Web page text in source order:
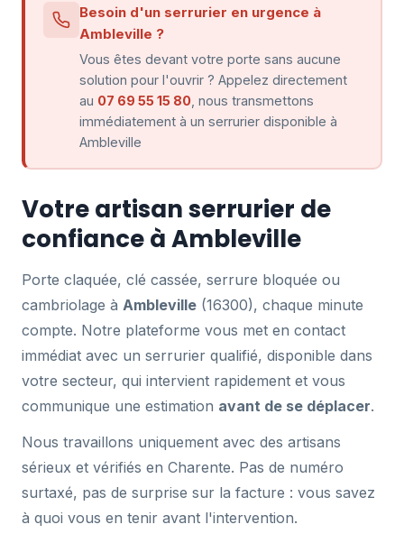
Besoin d'un serrurier en urgence à
Ambleville ?
Vous êtes devant votre porte sans aucune
solution pour l'ouvrir ? Appelez directement
au 07 69 55 15 80 , nous transmettons
immédiatement à un serrurier disponible à
Ambleville
Votre artisan serrurier de
confiance à Ambleville
Porte claquée, clé cassée, serrure bloquée ou
cambriolage à Ambleville (16300), chaque minute
compte. Notre plateforme vous met en contact
immédiat avec un serrurier qualifié, disponible dans
votre secteur, qui intervient rapidement et vous
communique une estimation avant de se déplacer.
Nous travaillons uniquement avec des artisans
sérieux et vérifiés en Charente. Pas de numéro
surtaxé, pas de surprise sur la facture : vous savez
à quoi vous en tenir avant l'intervention.